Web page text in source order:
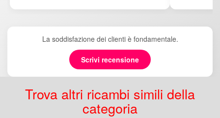
La soddisfazione dei clienti è fondamentale.
Scrivi recensione
Trova altri ricambi simili della
categoria